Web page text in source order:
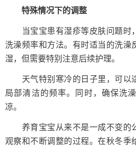
特殊情况下的调整
当宝宝患有湿疹等皮肤问题时
洗澡频率和方法。有时适当的洗澡
湿，但需要特别注意后续护理。
天气特别寒冷的日子里，可以
局部清洁的频率。同时，确保洗
凉。
养育宝宝从来不是一成不变的
观察和不断调整的过程。在秋冬季